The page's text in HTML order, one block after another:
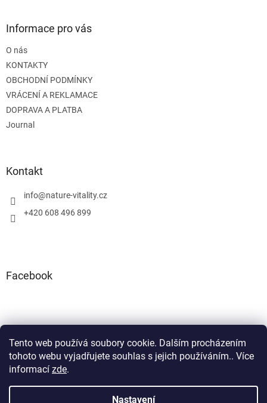
Tento web používá soubory cookie. Dalším procházením
tohoto webu vyjadřujete souhlas s jejich používáním.. Více
informací zde.
Nastavení
Informace pro vás
O nás
KONTAKTY
OBCHODNÍ PODMÍNKY
VRÁCENÍ A REKLAMACE
DOPRAVA A PLATBA
Journal
Kontakt
info@nature-vitality.cz
+420 608 496 899
Facebook
Instagram